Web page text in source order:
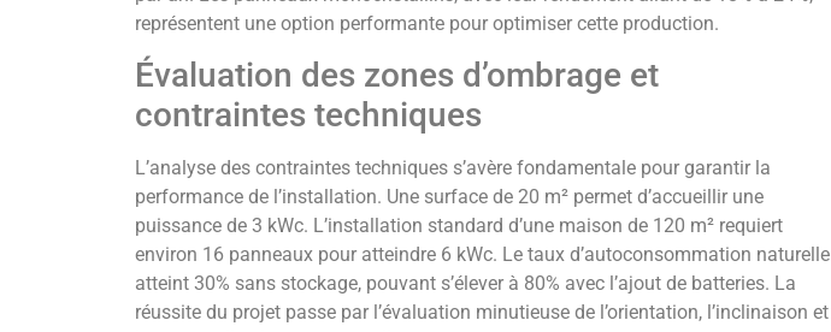
représentent une option performante pour optimiser cette production.
Évaluation des zones d’ombrage et
contraintes techniques
L’analyse des contraintes techniques s’avère fondamentale pour garantir la
performance de l’installation. Une surface de 20 m² permet d’accueillir une
puissance de 3 kWc. L’installation standard d’une maison de 120 m² requiert
environ 16 panneaux pour atteindre 6 kWc. Le taux d’autoconsommation naturelle
atteint 30% sans stockage, pouvant s’élever à 80% avec l’ajout de batteries. La
réussite du projet passe par l’évaluation minutieuse de l’orientation, l’inclinaison et